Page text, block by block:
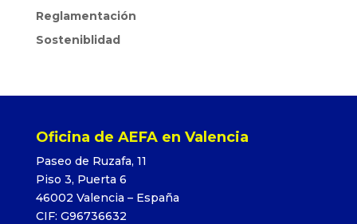
Reglamentación
Sosteniblidad
Oficina de AEFA en Valencia
Paseo de Ruzafa, 11
Piso 3, Puerta 6
46002 Valencia – España
CIF: G96736632